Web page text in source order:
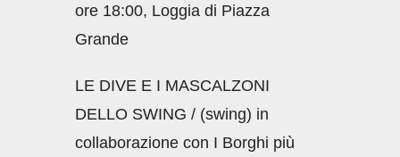
ore 18:00, Loggia di Piazza
Grande
LE DIVE E I MASCALZONI
DELLO SWING / (swing) in
collaborazione con I Borghi più